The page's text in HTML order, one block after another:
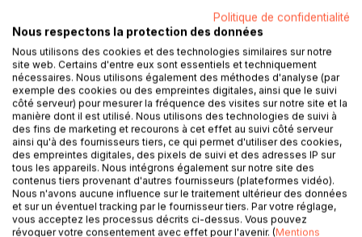
AJOUTER AU PANIER
Ajouter à ma liste d'envies
Laisser un avis
DESCRIPTION
Politique de confidentialité
Nous respectons la protection des données
Nous utilisons des cookies et des technologies similaires sur notre
site web. Certains d'entre eux sont essentiels et techniquement
nécessaires. Nous utilisons également des méthodes d'analyse (par
exemple des cookies ou des empreintes digitales, ainsi que le suivi
côté serveur) pour mesurer la fréquence des visites sur notre site et la
manière dont il est utilisé. Nous utilisons des technologies de suivi à
des fins de marketing et recourons à cet effet au suivi côté serveur
ainsi qu'à des fournisseurs tiers, ce qui permet d'utiliser des cookies,
des empreintes digitales, des pixels de suivi et des adresses IP sur
tous les appareils. Nous intégrons également sur notre site des
contenus tiers provenant d'autres fournisseurs (plateformes vidéo).
Nous n'avons aucune influence sur le traitement ultérieur des données
et sur un éventuel tracking par le fournisseur tiers. Par votre réglage,
vous acceptez les processus décrits ci-dessus. Vous pouvez
révoquer votre consentement avec effet pour l'avenir. (Mentions